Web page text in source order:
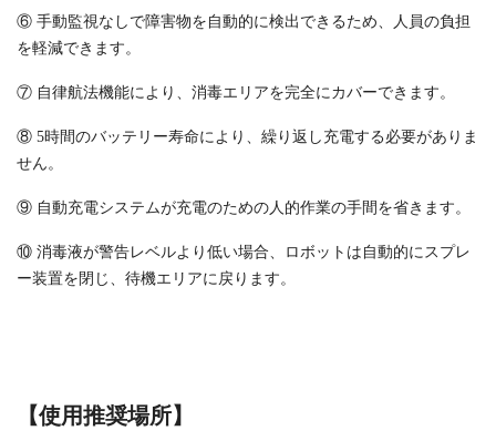
⑥ 手動監視なしで障害物を自動的に検出できるため、人員の負担
を軽減できます。
⑦ 自律航法機能により、消毒エリアを完全にカバーできます。
⑧ 5時間のバッテリー寿命により、繰り返し充電する必要がありま
せん。
⑨ 自動充電システムが充電のための人的作業の手間を省きます。
⑩ 消毒液が警告レベルより低い場合、ロボットは自動的にスプレ
ー装置を閉じ、待機エリアに戻ります。
【使用推奨場所】